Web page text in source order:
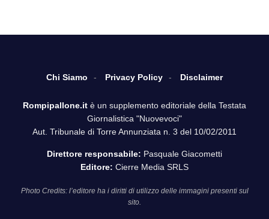
Chi Siamo Privacy Policy Disclaimer
Rompipallone.it è un supplemento editoriale della Testata
Giornalistica "Nuovevoci"
Aut. Tribunale di Torre Annunziata n. 3 del 10/02/2011
Direttore responsabile: Pasquale Giacometti
Editore: Cierre Media SRLS
Photo Credits: l’editore ha i diritti di utilizzo delle immagini presenti sul
sito.